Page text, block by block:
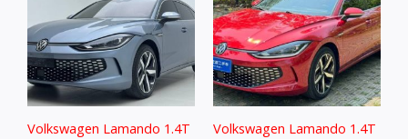
Volkswagen Lamando 1.4T
Volkswagen Lamando 1.4T